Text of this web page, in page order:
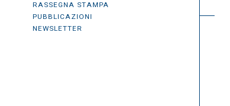
RASSEGNA STAMPA
PUBBLICAZIONI
NEWSLETTER